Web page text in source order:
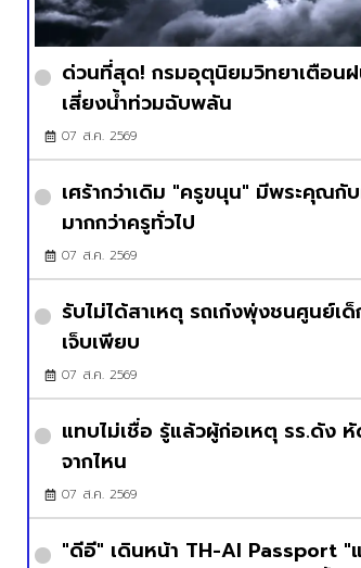
ด่วนที่สุด! กรมอุตุนิยมวิทยาเตือน
เสี่ยงน้ำท่วมฉับพลัน
07 ส.ค. 2569
เศร้ากว่าเดิม "ครูขนุน" มีพระคุณกั
มากกว่าครูทั่วไป
07 ส.ค. 2569
รับไม่ได้สาเหตุ รถเก๋งพุ่งชนศูนย์เ
เจ็บเพียบ
07 ส.ค. 2569
แทบไม่เชื่อ รู้แล้วผู้ก่อเหตุ รร.ดัง หั
จากไหน
07 ส.ค. 2569
"ดีอี" เดินหน้า TH-AI Passport "แนน บุณย์